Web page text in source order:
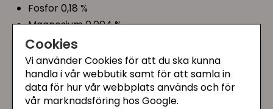
Cookies
Vi använder Cookies för att du ska kunna
handla i vår webbutik samt för att samla in
data för hur vår webbplats används och för
vår marknadsföring hos Google.
Fosfor 0,18 %
Magnesium 0,004 %
21 kr − + Köp
I lager, leveranstid 1-3 vardagar